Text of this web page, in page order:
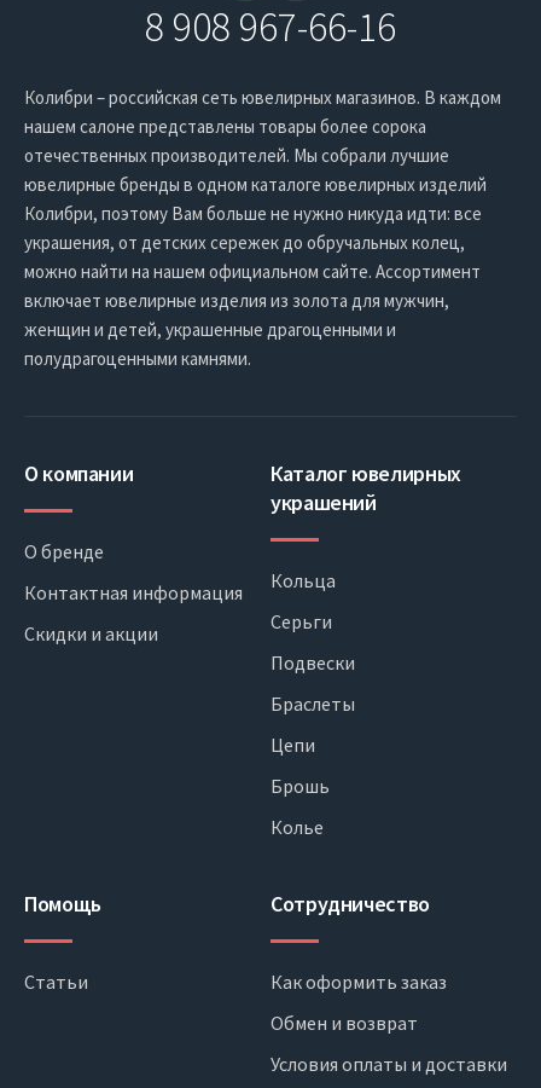
8 908 967-66-16
Колибри – российская сеть ювелирных магазинов. В каждом
нашем салоне представлены товары более сорока
отечественных производителей. Мы собрали лучшие
ювелирные бренды в одном каталоге ювелирных изделий
Колибри, поэтому Вам больше не нужно никуда идти: все
украшения, от детских сережек до обручальных колец,
можно найти на нашем официальном сайте. Ассортимент
включает ювелирные изделия из золота для мужчин,
женщин и детей, украшенные драгоценными и
полудрагоценными камнями.
О компании
О бренде
Контактная информация
Скидки и акции
Каталог ювелирных
украшений
Кольца
Серьги
Подвески
Браслеты
Цепи
Брошь
Колье
Помощь
Статьи
Сотрудничество
Как оформить заказ
Обмен и возврат
Условия оплаты и доставки